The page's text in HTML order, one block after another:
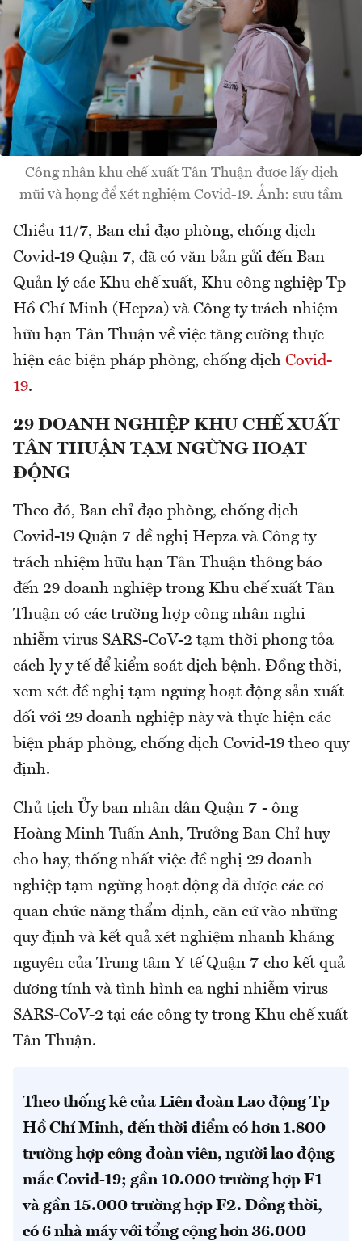
Công nhân khu chế xuất Tân Thuận được lấy dịch
mũi và họng để xét nghiệm Covid-19. Ảnh: sưu tầm
Chiều 11/7, Ban chỉ đạo phòng, chống dịch
Covid-19 Quận 7, đã có văn bản gửi đến Ban
Quản lý các Khu chế xuất, Khu công nghiệp Tp
Hồ Chí Minh (Hepza) và Công ty trách nhiệm
hữu hạn Tân Thuận về việc tăng cường thực
hiện các biện pháp phòng, chống dịch Covid-
19.
29 DOANH NGHIỆP KHU CHẾ XUẤT
TÂN THUẬN TẠM NGỪNG HOẠT
ĐỘNG
Theo đó, Ban chỉ đạo phòng, chống dịch
Covid-19 Quận 7 đề nghị Hepza và Công ty
trách nhiệm hữu hạn Tân Thuận thông báo
đến 29 doanh nghiệp trong Khu chế xuất Tân
Thuận có các trường hợp công nhân nghi
nhiễm virus SARS-CoV-2 tạm thời phong tỏa
cách ly y tế để kiểm soát dịch bệnh. Đồng thời,
xem xét đề nghị tạm ngưng hoạt động sản xuất
đối với 29 doanh nghiệp này và thực hiện các
biện pháp phòng, chống dịch Covid-19 theo quy
định.
Chủ tịch Ủy ban nhân dân Quận 7 - ông
Hoàng Minh Tuấn Anh, Trưởng Ban Chỉ huy
cho hay, thống nhất việc đề nghị 29 doanh
nghiệp tạm ngừng hoạt động đã được các cơ
quan chức năng thẩm định, căn cứ vào những
quy định và kết quả xét nghiệm nhanh kháng
nguyên của Trung tâm Y tế Quận 7 cho kết quả
dương tính và tình hình ca nghi nhiễm virus
SARS-CoV-2 tại các công ty trong Khu chế xuất
Tân Thuận.
Theo thống kê của Liên đoàn Lao động Tp
Hồ Chí Minh, đến thời điểm có hơn 1.800
trường hợp công đoàn viên, người lao động
mắc Covid-19; gần 10.000 trường hợp F1
và gần 15.000 trường hợp F2. Đồng thời,
có 6 nhà máy với tổng cộng hơn 36.000